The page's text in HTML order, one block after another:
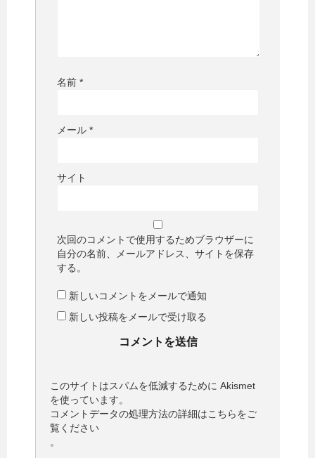
名前 *
メール *
サイト
次回のコメントで使用するためブラウザーに
自分の名前、メールアドレス、サイトを保存
する。
新しいコメントをメールで通知
新しい投稿をメールで受け取る
このサイトはスパムを低減するために Akismet
を使っています。
コメントデータの処理方法の詳細はこちらをご
覧ください
。